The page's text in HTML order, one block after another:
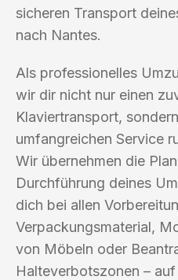
sicheren Transport
nach Nantes.
Als professionelles
wir dir nicht nur einen
Klaviertransport,
umfangreichen Service
Wir übernehmen die
Durchführung deines
dich bei allen
Verpackungsmaterial,
von Möbeln oder
Halteverbotszonen –